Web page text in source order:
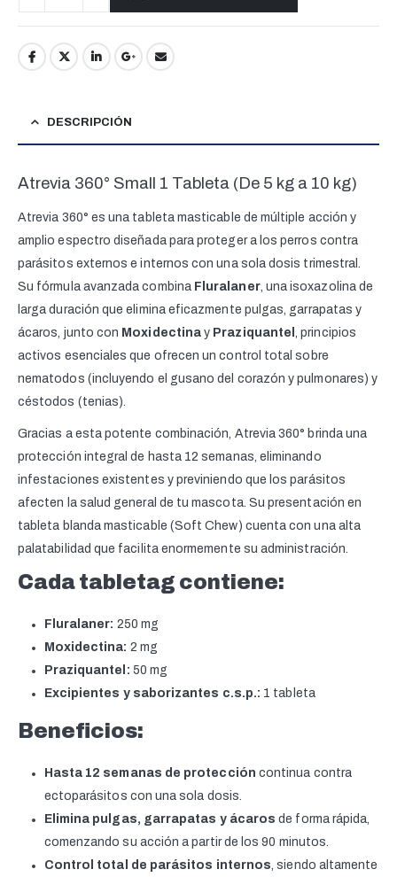
DESCRIPCIÓN
Atrevia 360° Small 1 Tableta (De 5 kg a 10 kg)
Atrevia 360° es una tableta masticable de múltiple acción y
amplio espectro diseñada para proteger a los perros contra
parásitos externos e internos con una sola dosis trimestral.
Su fórmula avanzada combina Fluralaner, una isoxazolina de
larga duración que elimina eficazmente pulgas, garrapatas y
ácaros, junto con Moxidectina y Praziquantel
, principios
activos esenciales que ofrecen un control total sobre
nematodos (incluyendo el gusano del corazón y pulmonares) y
céstodos (tenias).
Gracias a esta potente combinación, Atrevia 360° brinda una
protección integral de hasta 12 semanas, eliminando
infestaciones existentes y previniendo que los parásitos
afecten la salud general de tu mascota. Su presentación en
tableta blanda masticable (Soft Chew) cuenta con una alta
palatabilidad que facilita enormemente su administración.
Cada tabletag contiene:
Fluralaner: 250 mg
Moxidectina: 2 mg
Praziquantel: 50 mg
Excipientes y saborizantes c.s.p.: 1 tableta
Beneficios:
Hasta 12 semanas de protección continua contra
ectoparásitos con una sola dosis.
Elimina pulgas, garrapatas y ácaros de forma rápida,
comenzando su acción a partir de los 90 minutos.
Control total de parásitos internos , siendo altamente